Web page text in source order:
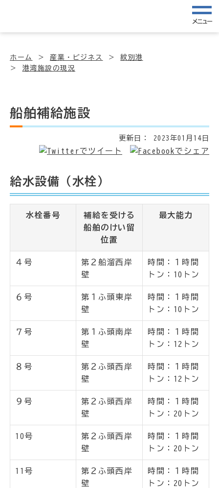
メニュー
ホーム 産業・ビジネス
紋別港
港湾施設の現況
船舶補給施設
更新日： 2023年01月14日
給水設備（水栓）
水栓番号
補給を受ける
船舶のけい留
位置
最大能力
４号
第２船溜西岸
壁
時間：１時間
トン：10トン
６号
第１ふ頭東岸
壁
時間：１時間
トン：10トン
７号
第１ふ頭南岸
壁
時間：１時間
トン：12トン
８号
第２ふ頭西岸
壁
時間：１時間
トン：12トン
９号
第２ふ頭西岸
壁
時間：１時間
トン：20トン
10号
第２ふ頭西岸
壁
時間：１時間
トン：20トン
11号
第２ふ頭西岸
壁
時間：１時間
トン：20トン